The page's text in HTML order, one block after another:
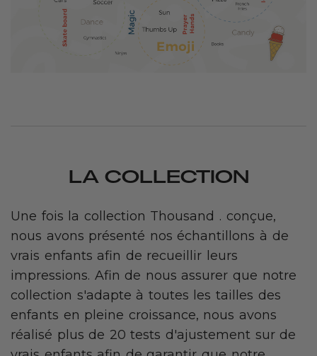
LA COLLECTION
Une fois la collection Thousand . conçue,
nous avons présenté nos échantillons à de
vrais enfants afin de recueillir leurs
impressions. Afin de nous assurer que notre
collection s'adapte à toutes les tailles des
enfants en pleine croissance, nous avons
réalisé plus de 20 tests d'ajustement sur de